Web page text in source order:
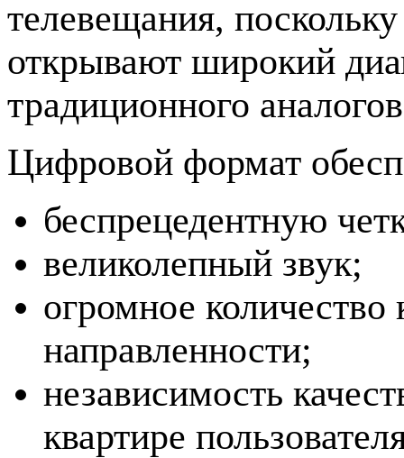
телевещания,
открывают широкий
традиционного
Цифровой формат
беспрецедентную
великолепный звук;
огромное количество
направленности;
независимость
квартире